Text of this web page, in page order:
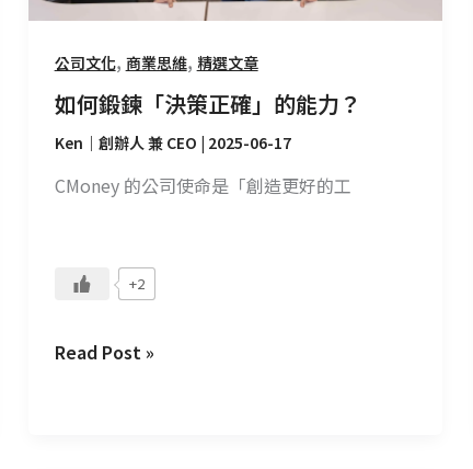
公司文化, 商業思維, 精選文章
如何鍛鍊「決策正確」的能力？
Ken｜創辦人 兼 CEO | 2025-06-17
CMoney 的公司使命是「創造更好的工
+2
Read Post »